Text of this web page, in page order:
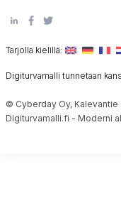
Tarjolla kielillä:
Digiturvamalli tunnetaan
© Cyberday Oy, Kalevantie
Digiturvamalli.fi - Moderni